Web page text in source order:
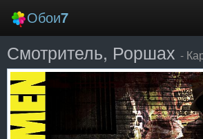
Обои7
Новые
Лучшие
Случайные
Заставки
Смотритель, Роршах -